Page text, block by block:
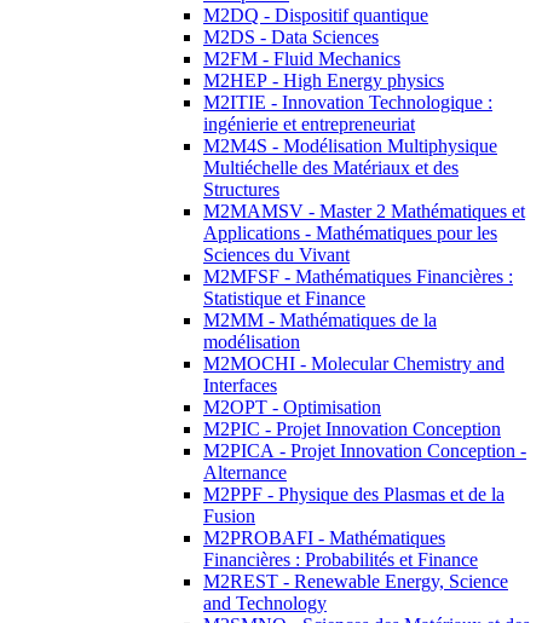
M2DQ - Dispositif quantique
M2DS - Data Sciences
M2FM - Fluid Mechanics
M2HEP - High Energy physics
M2ITIE - Innovation Technologique :
ingénierie et entrepreneuriat
M2M4S - Modélisation Multiphysique
Multiéchelle des Matériaux et des
Structures
M2MAMSV - Master 2 Mathématiques et
Applications - Mathématiques pour les
Sciences du Vivant
M2MFSF - Mathématiques Financières :
Statistique et Finance
M2MM - Mathématiques de la
modélisation
M2MOCHI - Molecular Chemistry and
Interfaces
M2OPT - Optimisation
M2PIC - Projet Innovation Conception
M2PICA - Projet Innovation Conception -
Alternance
M2PPF - Physique des Plasmas et de la
Fusion
M2PROBAFI - Mathématiques
Financières : Probabilités et Finance
M2REST - Renewable Energy, Science
and Technology